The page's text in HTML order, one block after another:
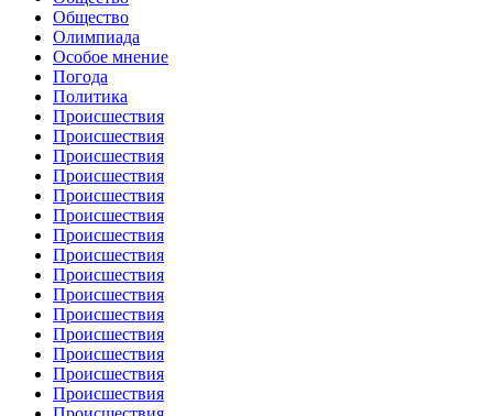
Общество
Олимпиада
Особое мнение
Погода
Политика
Происшествия
Происшествия
Происшествия
Происшествия
Происшествия
Происшествия
Происшествия
Происшествия
Происшествия
Происшествия
Происшествия
Происшествия
Происшествия
Происшествия
Происшествия